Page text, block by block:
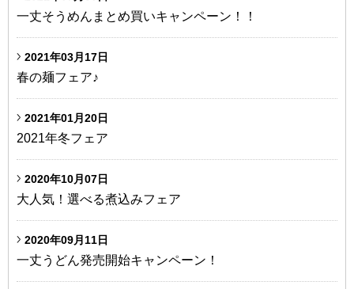
一丈そうめんまとめ買いキャンペーン！！
2021年03月17日
春の麺フェア♪
2021年01月20日
2021年冬フェア
2020年10月07日
大人気！選べる煮込みフェア
2020年09月11日
一丈うどん発売開始キャンペーン！